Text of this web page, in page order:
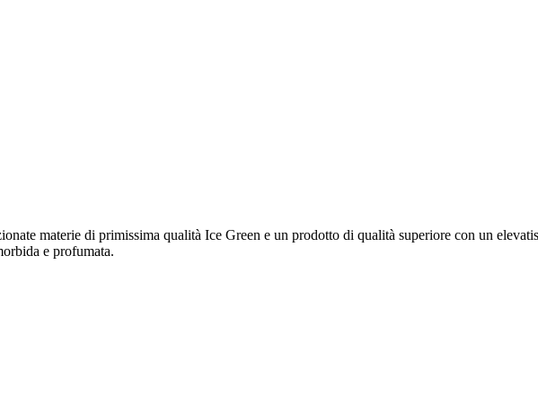
materie di primissima qualità Ice Green e un prodotto di qualità superiore con un
e profumata.